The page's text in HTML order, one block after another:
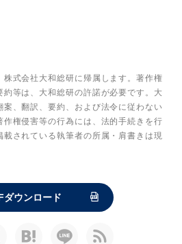
株式会社大和総研に帰属します。著作権
等は、大和総研の許諾が必要です。大
、翻訳、要約、および法令に従わない
権侵害等の行為には、法的手続きを行
載されている執筆者の所属・肩書きは現
ダウンロード